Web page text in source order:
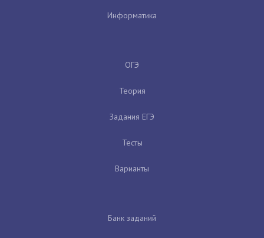
Информатика
ОГЭ
Теория
Задания ЕГЭ
Тесты
Варианты
Банк заданий